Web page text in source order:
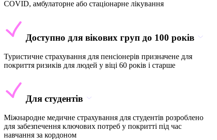
COVID, амбулаторне або стаціонарне лікування
Доступно для вікових груп до 100 років
Туристичне страхування для пенсіонерів призначене для
покриття ризиків для людей у віці 60 років і старше
Для студентів
Міжнародне медичне страхування для студентів розроблено
для забезпечення ключових потреб у покритті під час
навчання за кордоном